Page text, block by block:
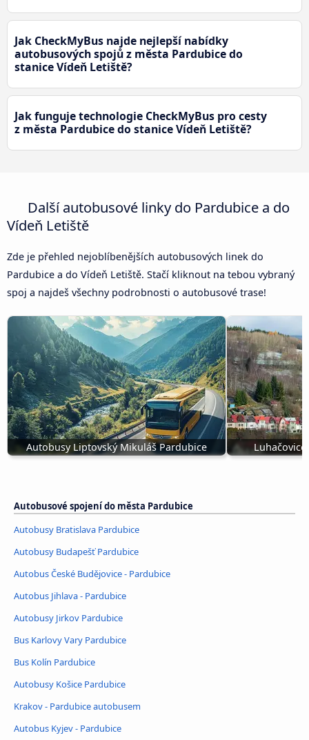
Jak CheckMyBus najde nejlepší nabídky
autobusových spojů z města Pardubice do
stanice Vídeň Letiště?
Jak funguje technologie CheckMyBus pro cesty
z města Pardubice do stanice Vídeň Letiště?
Další autobusové linky do Pardubice a do
Vídeň Letiště
Zde je přehled nejoblíbenějších autobusových linek do
Pardubice a do Vídeň Letiště. Stačí kliknout na tebou vybraný
spoj a najdeš všechny podrobnosti o autobusové trase!
Autobusy Liptovský Mikuláš Pardubice
Autobusové spojení do města Pardubice
Autobusy Bratislava Pardubice
Autobusy Budapešť Pardubice
Autobus České Budějovice - Pardubice
Autobus Jihlava - Pardubice
Autobusy Jirkov Pardubice
Bus Karlovy Vary Pardubice
Bus Kolín Pardubice
Autobusy Košice Pardubice
Krakov - Pardubice autobusem
Autobus Kyjev - Pardubice